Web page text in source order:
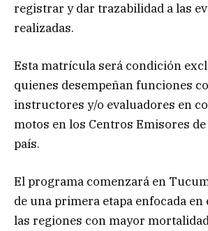
registrar y dar trazabilidad a las
realizadas.
Esta matrícula será condición
quienes desempeñan funciones
instructores y/o evaluadores en
motos en los Centros Emisores
país.
El programa comenzará en
de una primera etapa enfocada en
las regiones con mayor